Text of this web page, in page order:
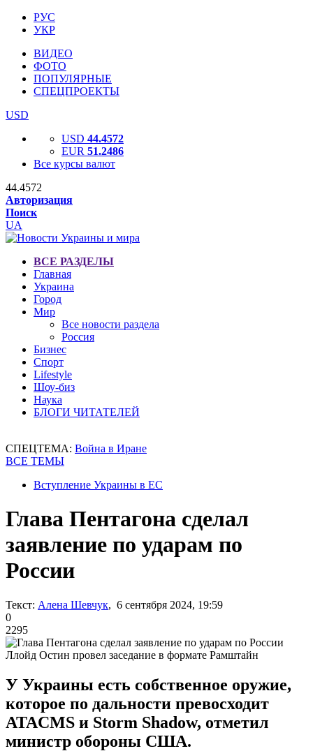
РУС
УКР
ВИДЕО
ФОТО
ПОПУЛЯРНЫЕ
СПЕЦПРОЕКТЫ
USD
USD 44.4572
EUR 51.2486
Все курсы валют
44.4572
Авторизация
Поиск
UA
ВСЕ РАЗДЕЛЫ
Главная
Украина
Город
Мир
Все новости раздела
Россия
Бизнес
Спорт
Lifestyle
Шоу-биз
Наука
БЛОГИ ЧИТАТЕЛЕЙ
СПЕЦТЕМА: Война в Иране
ВСЕ ТЕМЫ
Вступление Украины в ЕС
Глава Пентагона сделал
заявление по ударам по
России
Текст: Алена Шевчук, 6 сентября 2024, 19:59
0
2295
Ллойд Остин провел заседание в формате Рамштайн
У Украины есть собственное оружие,
которое по дальности превосходит
ATACMS и Storm Shadow, отметил
министр обороны США.